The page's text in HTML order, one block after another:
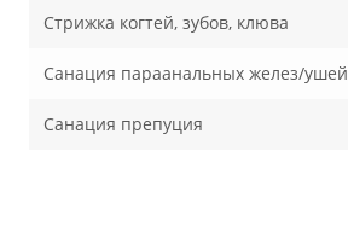
Стрижка когтей, зубов, клюва
Санация параанальных желез/ушей
Санация препуция